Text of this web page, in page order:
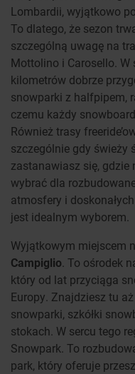
Lombardii, wyjątkowo
To dlatego, że sezon
szczególną uwagę na
Mottolino i Carosello.
kilometrów dobrze
snowparki z halfpipem,
czemu każdy
Również trasy
szczególnie gdy świeży
zastanawiasz się, gdzie
wybrać dla
atmosfery i
jest idealnym wyborem.
Wyjątkowym miejscem
Campiglio. To ośrodek
który od lat przyciąga
Europy. Znajdziesz tu
snowparki, szkółki
stokach. W sercu tego
Snowpark. To
park, który oferuje